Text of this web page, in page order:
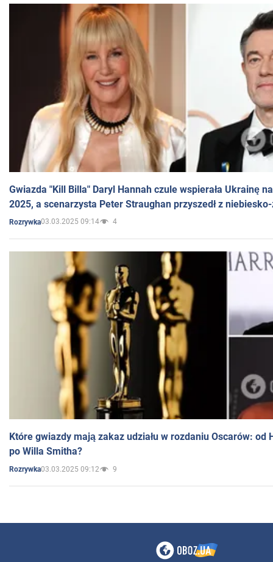
Gwiazda "Kill Billa" Daryl Hannah czule wspierała Ukrainę
2025, a scenarzysta Peter Straughan przyszedł z
Rozrywka03.03.2025 09:14 4
Które gwiazdy mają zakaz udziału w rozdaniu Oscarów: od
po Willa Smitha?
Rozrywka03.03.2025 09:12 9